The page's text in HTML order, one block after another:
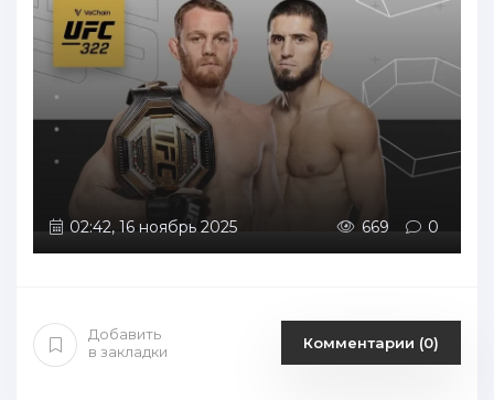
02:42, 16 ноябрь 2025 669 0
Добавить
в закладки
Комментарии (0)